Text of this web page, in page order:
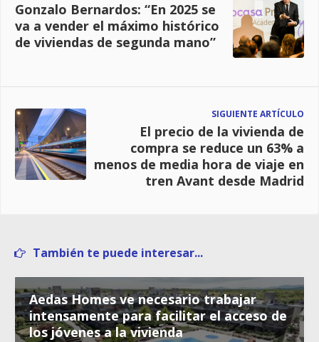
Gonzalo Bernardos: “En 2025 se
va a vender el máximo histórico
de viviendas de segunda mano”
SIGUIENTE ARTÍCULO
El precio de la vivienda de
compra se reduce un 63% a
menos de media hora de viaje en
tren Avant desde Madrid
También te puede interesar...
Aedas Homes ve necesario trabajar
intensamente para facilitar el acceso de
los jóvenes a la vivienda